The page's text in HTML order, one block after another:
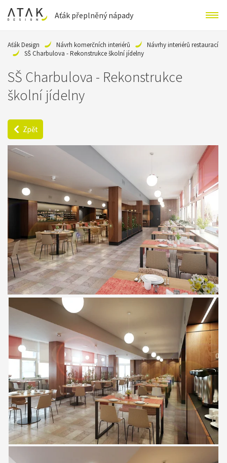
Aťák přeplněný nápady
Aťák Design Návrh komerčních interiérů
Návrhy interiérů restaurací
SŠ Charbulova - Rekonstrukce školní jídelny
SŠ Charbulova - Rekonstrukce
školní jídelny
Zpět